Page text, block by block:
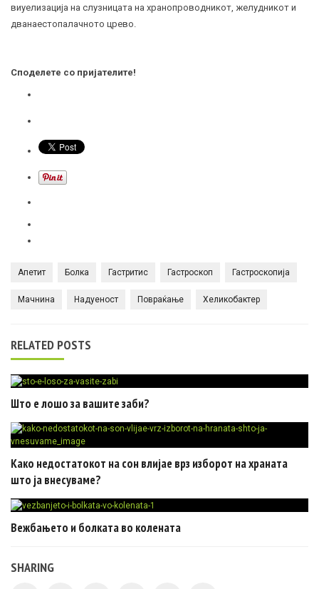
виуелизација на слузницата на хранопроводникот, желудникот и
дванаестопалачното црево.
Споделете со пријателите!
Апетит Болка Гастритис Гастроскоп Гастроскопија
Мачнина Надуеност Повраќање Хеликобактер
RELATED POSTS
Што е лошо за вашите заби?
Како недостатокот на сон влијае врз изборот на храната
што ја внесуваме?
Вежбањето и болката во колената
SHARING